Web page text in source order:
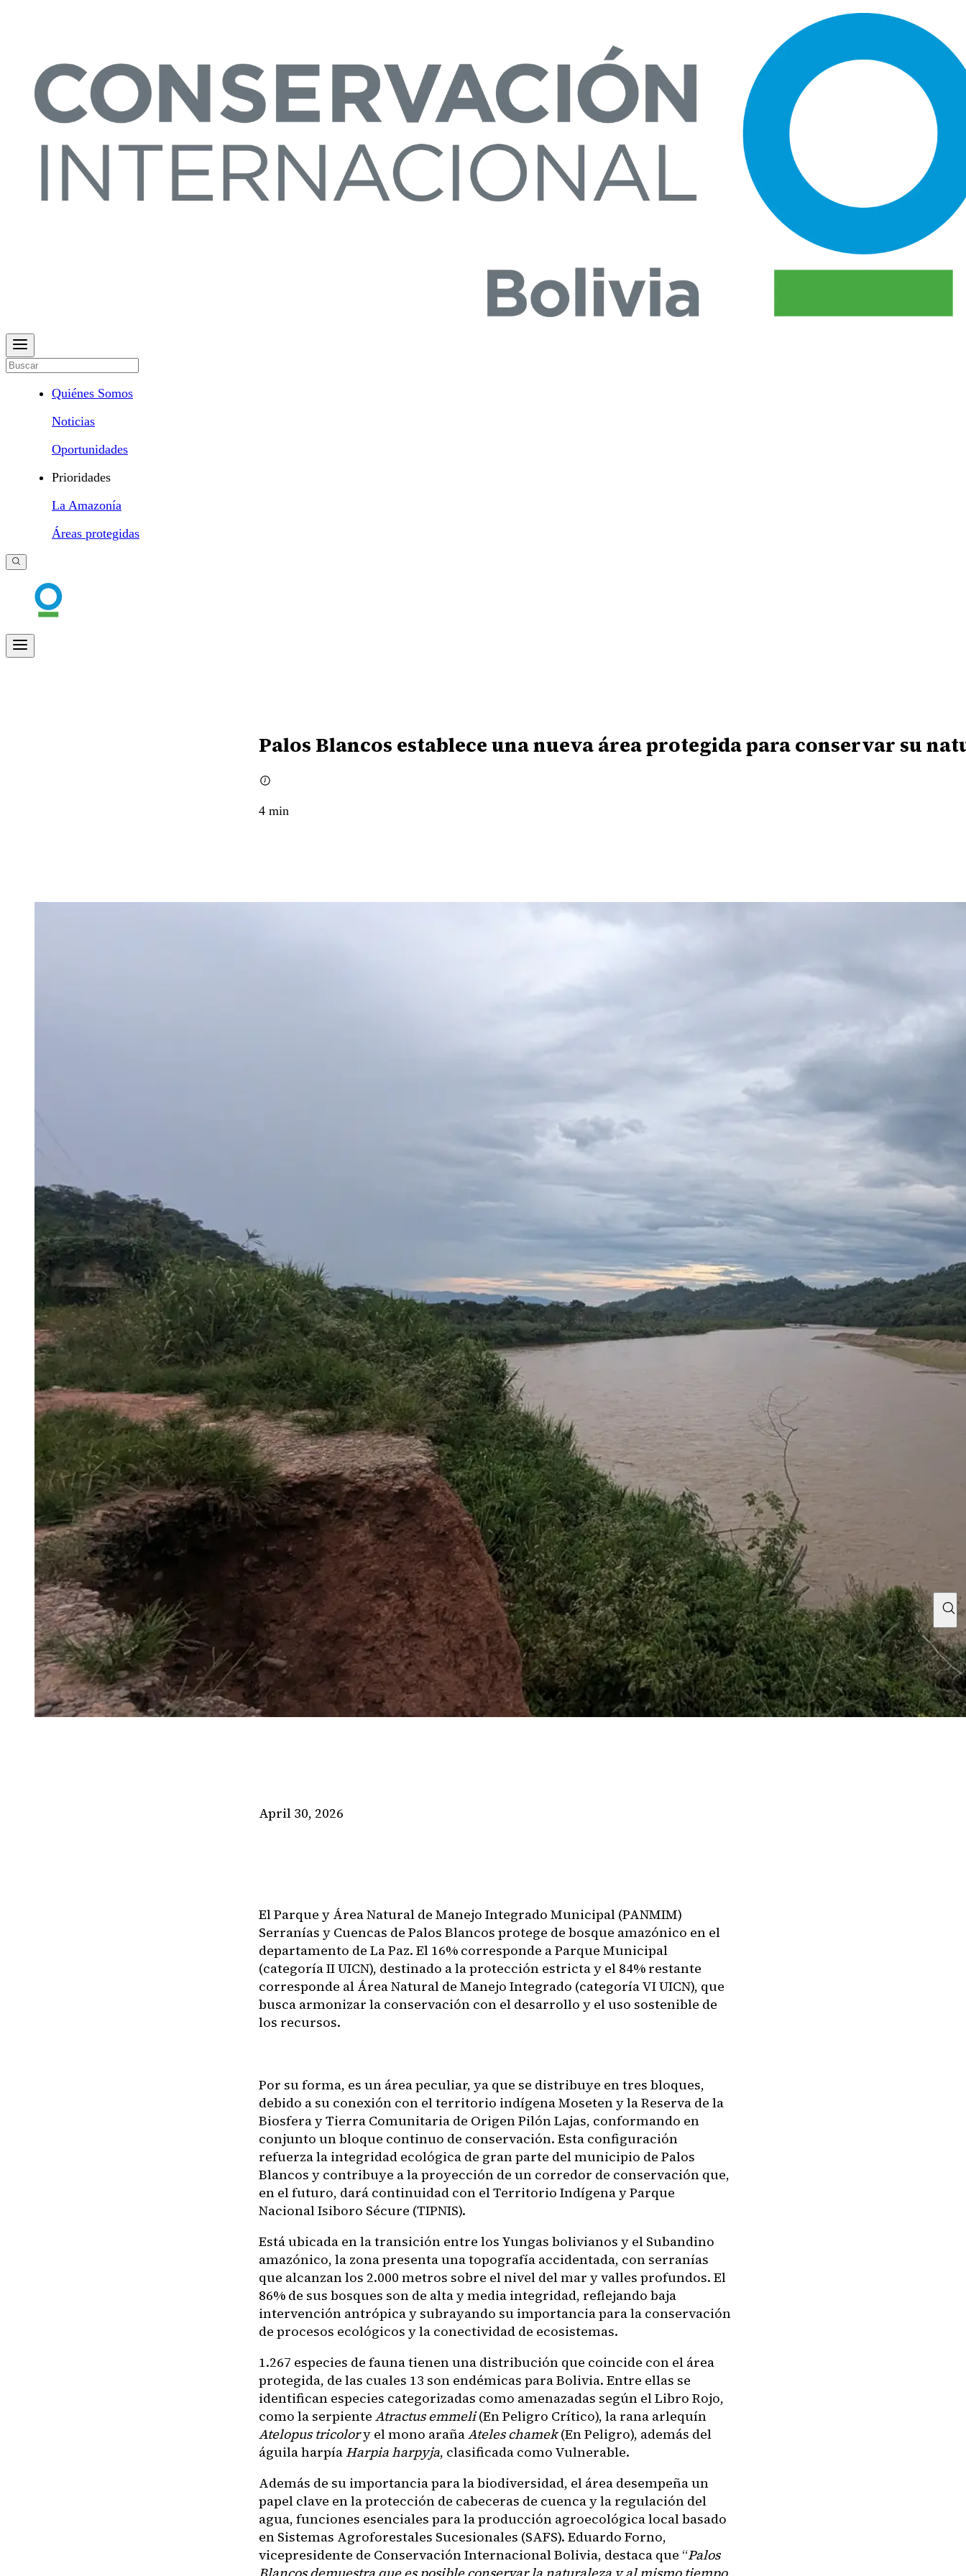
Quiénes Somos
Noticias
Oportunidades
Prioridades
La Amazonía
Áreas protegidas
Palos Blancos establece una nueva área protegida para conservar su
4 min
April 30, 2026
El Parque y Área Natural de Manejo Integrado Municipal (PANMIM)
Serranías y Cuencas de Palos Blancos protege de bosque amazónico en el
departamento de La Paz. El 16% corresponde a Parque Municipal
(categoría II UICN), destinado a la protección estricta y el 84% restante
corresponde al Área Natural de Manejo Integrado (categoría VI UICN), que
busca armonizar la conservación con el desarrollo y el uso sostenible de
los recursos.
Por su forma, es un área peculiar, ya que se distribuye en tres bloques,
debido a su conexión con el territorio indígena Moseten y la Reserva de la
Biosfera y Tierra Comunitaria de Origen Pilón Lajas, conformando en
conjunto un bloque continuo de conservación. Esta configuración
refuerza la integridad ecológica de gran parte del municipio de Palos
Blancos y contribuye a la proyección de un corredor de conservación que,
en el futuro, dará continuidad con el Territorio Indígena y Parque
Nacional Isiboro Sécure (TIPNIS).
Está ubicada en la transición entre los Yungas bolivianos y el Subandino
amazónico, la zona presenta una topografía accidentada, con serranías
que alcanzan los 2.000 metros sobre el nivel del mar y valles profundos. El
86% de sus bosques son de alta y media integridad, reflejando baja
intervención antrópica y subrayando su importancia para la conservación
de procesos ecológicos y la conectividad de ecosistemas.
1.267 especies de fauna tienen una distribución que coincide con el área
protegida, de las cuales 13 son endémicas para Bolivia. Entre ellas se
identifican especies categorizadas como amenazadas según el Libro Rojo,
como la serpiente Atractus emmeli(En Peligro Crítico), la rana arlequín
Atelopus tricolory el mono arañaAteles chamek(En Peligro), además del
águila harpíaHarpia harpyja, clasificada como Vulnerable.
Además de su importancia para la biodiversidad, el área desempeña un
papel clave en la protección de cabeceras de cuenca y la regulación del
agua, funciones esenciales para la producción agroecológica local basado
en Sistemas Agroforestales Sucesionales (SAFS). Eduardo Forno,
vicepresidente de Conservación Internacional Bolivia, destaca que “Palos